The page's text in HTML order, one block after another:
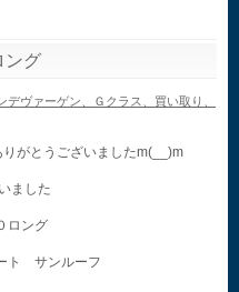
ング
デヴァーゲン、Ｇクラス、買い取り、
がとうございましたm(__)m
ました
ロング
ト サンルーフ